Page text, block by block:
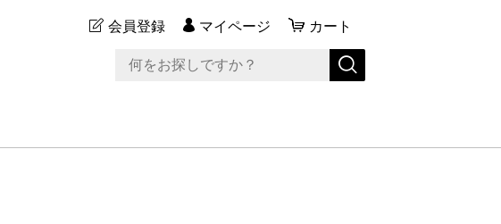
会員登録 マイページ カート